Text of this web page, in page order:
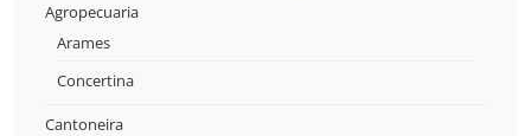
Agropecuaria
Arames
Concertina
Cantoneira